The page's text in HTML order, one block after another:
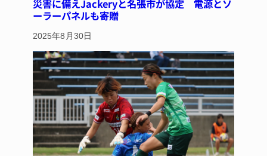
災害に備えJackeryと名張市が協定 電源とソ
ーラーパネルも寄贈
2025年8月30日